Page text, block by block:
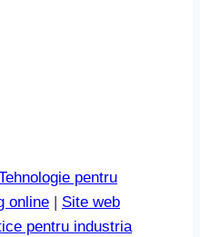
pentru
online
Site web
pentru industria